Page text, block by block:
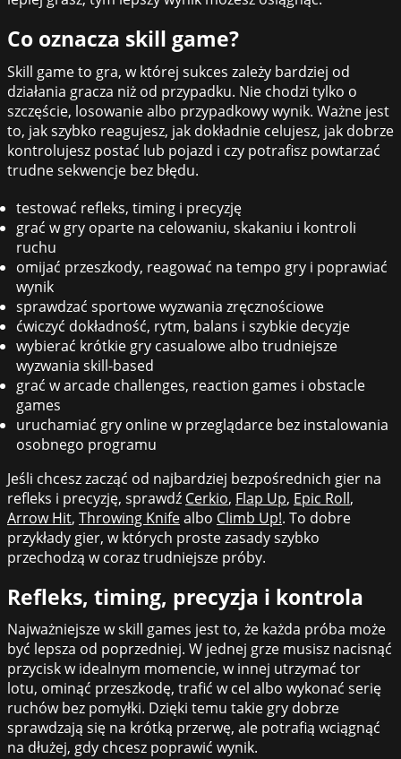
Co oznacza skill game?
Skill game to gra, w której sukces zależy bardziej od
działania gracza niż od przypadku. Nie chodzi tylko o
szczęście, losowanie albo przypadkowy wynik. Ważne jest
to, jak szybko reagujesz, jak dokładnie celujesz, jak dobrze
kontrolujesz postać lub pojazd i czy potrafisz powtarzać
trudne sekwencje bez błędu.
testować refleks, timing i precyzję
grać w gry oparte na celowaniu, skakaniu i kontroli
ruchu
omijać przeszkody, reagować na tempo gry i poprawiać
wynik
sprawdzać sportowe wyzwania zręcznościowe
ćwiczyć dokładność, rytm, balans i szybkie decyzje
wybierać krótkie gry casualowe albo trudniejsze
wyzwania skill-based
grać w arcade challenges, reaction games i obstacle
games
uruchamiać gry online w przeglądarce bez instalowania
osobnego programu
Jeśli chcesz zacząć od najbardziej bezpośrednich gier na
refleks i precyzję, sprawdź Cerkio, Flap Up, Epic Roll,
Arrow Hit, Throwing Knifealbo Climb Up!. To dobre
przykłady gier, w których proste zasady szybko
przechodzą w coraz trudniejsze próby.
Refleks, timing, precyzja i kontrola
Najważniejsze w skill games jest to, że każda próba może
być lepsza od poprzedniej. W jednej grze musisz nacisnąć
przycisk w idealnym momencie, w innej utrzymać tor
lotu, ominąć przeszkodę, trafić w cel albo wykonać serię
ruchów bez pomyłki. Dzięki temu takie gry dobrze
sprawdzają się na krótką przerwę, ale potrafią wciągnąć
na dłużej, gdy chcesz poprawić wynik.